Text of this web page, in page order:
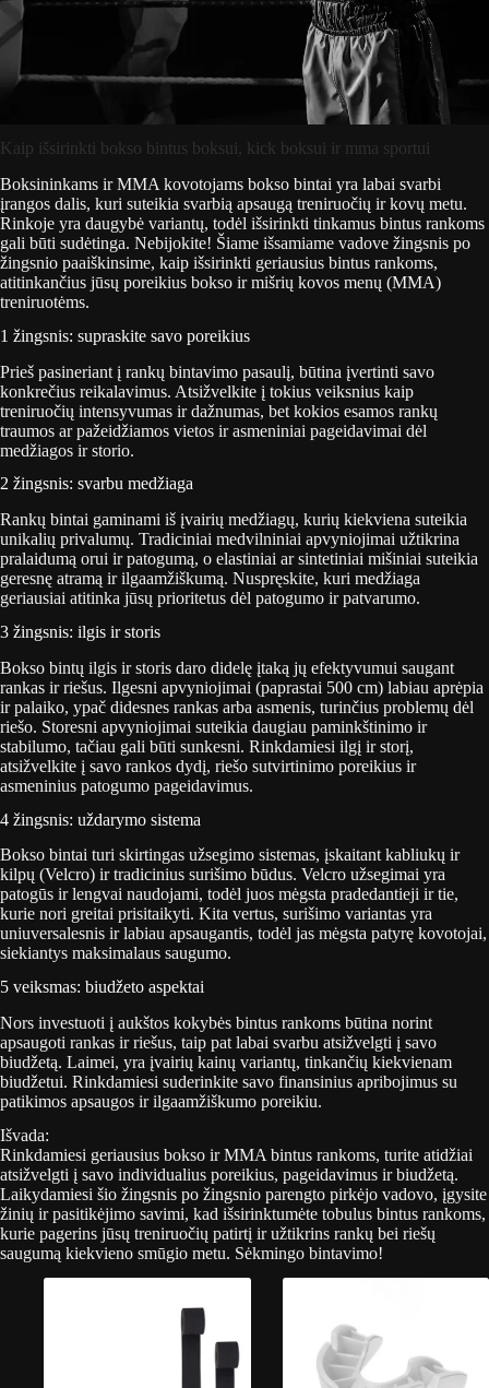
Kaip išsirinkti bokso bintus boksui, kick boksui ir mma sportui
Boksininkams ir MMA kovotojams bokso bintai yra labai svarbi
įrangos dalis, kuri suteikia svarbią apsaugą treniruočių ir kovų metu.
Rinkoje yra daugybė variantų, todėl išsirinkti tinkamus bintus rankoms
gali būti sudėtinga. Nebijokite! Šiame išsamiame vadove žingsnis po
žingsnio paaiškinsime, kaip išsirinkti geriausius bintus rankoms,
atitinkančius jūsų poreikius bokso ir mišrių kovos menų (MMA)
treniruotėms.
1 žingsnis: supraskite savo poreikius
Prieš pasineriant į rankų bintavimo pasaulį, būtina įvertinti savo
konkrečius reikalavimus. Atsižvelkite į tokius veiksnius kaip
treniruočių intensyvumas ir dažnumas, bet kokios esamos rankų
traumos ar pažeidžiamos vietos ir asmeniniai pageidavimai dėl
medžiagos ir storio.
2 žingsnis: svarbu medžiaga
Rankų bintai gaminami iš įvairių medžiagų, kurių kiekviena suteikia
unikalių privalumų. Tradiciniai medvilniniai apvyniojimai užtikrina
pralaidumą orui ir patogumą, o elastiniai ar sintetiniai mišiniai suteikia
geresnę atramą ir ilgaamžiškumą. Nuspręskite, kuri medžiaga
geriausiai atitinka jūsų prioritetus dėl patogumo ir patvarumo.
3 žingsnis: ilgis ir storis
Bokso bintų ilgis ir storis daro didelę įtaką jų efektyvumui saugant
rankas ir riešus. Ilgesni apvyniojimai (paprastai 500 cm) labiau aprėpia
ir palaiko, ypač didesnes rankas arba asmenis, turinčius problemų dėl
riešo. Storesni apvyniojimai suteikia daugiau paminkštinimo ir
stabilumo, tačiau gali būti sunkesni. Rinkdamiesi ilgį ir storį,
atsižvelkite į savo rankos dydį, riešo sutvirtinimo poreikius ir
asmeninius patogumo pageidavimus.
4 žingsnis: uždarymo sistema
Bokso bintai turi skirtingas užsegimo sistemas, įskaitant kabliukų ir
kilpų (Velcro) ir tradicinius surišimo būdus. Velcro užsegimai yra
patogūs ir lengvai naudojami, todėl juos mėgsta pradedantieji ir tie,
kurie nori greitai prisitaikyti. Kita vertus, surišimo variantas yra
uniuversalesnis ir labiau apsaugantis, todėl jas mėgsta patyrę kovotojai,
siekiantys maksimalaus saugumo.
5 veiksmas: biudžeto aspektai
Nors investuoti į aukštos kokybės bintus rankoms būtina norint
apsaugoti rankas ir riešus, taip pat labai svarbu atsižvelgti į savo
biudžetą. Laimei, yra įvairių kainų variantų, tinkančių kiekvienam
biudžetui. Rinkdamiesi suderinkite savo finansinius apribojimus su
patikimos apsaugos ir ilgaamžiškumo poreikiu.
Išvada:
Rinkdamiesi geriausius bokso ir MMA bintus rankoms, turite atidžiai
atsižvelgti į savo individualius poreikius, pageidavimus ir biudžetą.
Laikydamiesi šio žingsnis po žingsnio parengto pirkėjo vadovo, įgysite
žinių ir pasitikėjimo savimi, kad išsirinktumėte tobulus bintus rankoms,
kurie pagerins jūsų treniruočių patirtį ir užtikrins rankų bei riešų
saugumą kiekvieno smūgio metu. Sėkmingo bintavimo!